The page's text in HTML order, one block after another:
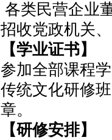
各类民营企业
招收党政机关
【学业证书】
参加全部课程
传统文化研修
章。
【研修安排】